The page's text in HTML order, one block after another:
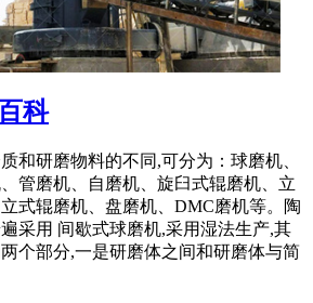
科
和研磨物料的不同,可分为：球磨机、
管磨机、自磨机、旋臼式辊磨机、立
式辊磨机、盘磨机、DMC磨机等。陶
采用 间歇式球磨机,采用湿法生产,其
个部分,一是研磨体之间和研磨体与简